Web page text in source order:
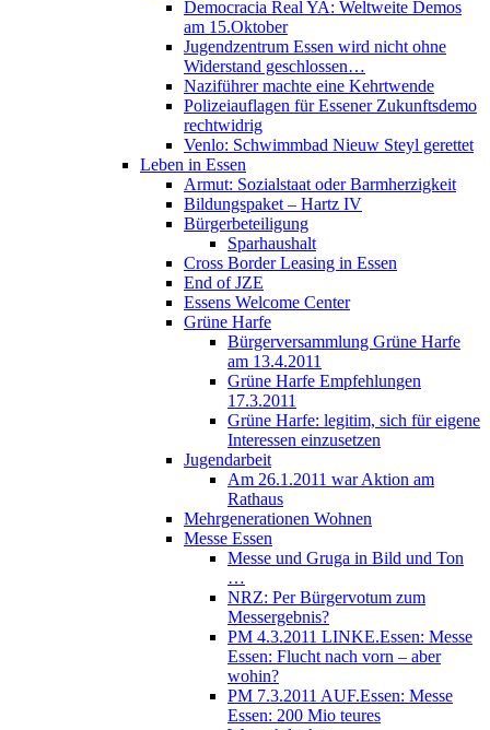
Democracia Real YA: Weltweite Demos
am 15.Oktober
Jugendzentrum Essen wird nicht ohne
Widerstand geschlossen…
Naziführer machte eine Kehrtwende
Polizeiauflagen für Essener Zukunftsdemo
rechtwidrig
Venlo: Schwimmbad Nieuw Steyl gerettet
Leben in Essen
Armut: Sozialstaat oder Barmherzigkeit
Bildungspaket – Hartz IV
Bürgerbeteiligung
Sparhaushalt
Cross Border Leasing in Essen
End of JZE
Essens Welcome Center
Grüne Harfe
Bürgerversammlung Grüne Harfe
am 13.4.2011
Grüne Harfe Empfehlungen
17.3.2011
Grüne Harfe: legitim, sich für eigene
Interessen einzusetzen
Jugendarbeit
Am 26.1.2011 war Aktion am
Rathaus
Mehrgenerationen Wohnen
Messe Essen
Messe und Gruga in Bild und Ton
…
NRZ: Per Bürgervotum zum
Messergebnis?
PM 4.3.2011 LINKE.Essen: Messe
Essen: Flucht nach vorn – aber
wohin?
PM 7.3.2011 AUF.Essen: Messe
Essen: 200 Mio teures